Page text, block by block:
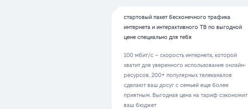
стартовый пакет бесконечного трафика
интернета и интерактивного ТВ по выгодной
цене специально для тебя
100 мбит/с – скорость интернета, которой
хватит для уверенного использования онлайн-
ресурсов. 200+ популярных телеканалов
сделают ваш досуг с семьей еще более
приятным. Выгодная цена на тариф сэкономит
ваш бюджет